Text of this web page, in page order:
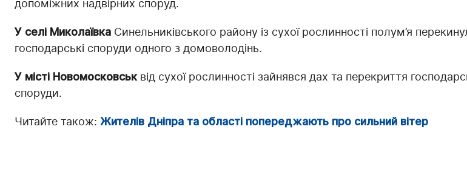
допоміжних надвірних споруд.
У селі Миколаївка Синельниківського району із сухої рослинності полум’я
господарські споруди одного з домоволодінь.
У місті Новомосковськвід сухої рослинності зайнявся дах та перекриття
споруди.
Читайте також: Жителів Дніпра та області попереджають про сильний вітер